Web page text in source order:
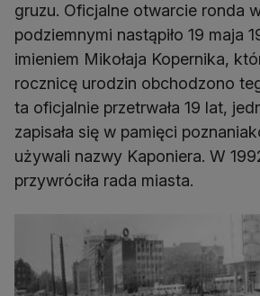
gruzu. Oficjalne otwarcie ronda
podziemnymi nastąpiło 19 maja
imieniem Mikołaja Kopernika,
rocznicę urodzin obchodzono
ta oficjalnie przetrwała 19 lat,
zapisała się w pamięci
używali nazwy Kaponiera. W
przywróciła rada miasta.